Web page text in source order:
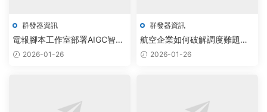
群發器資訊
電報腳本工作室部署AIGC智能
調度，實現批量采集效率提升
2026-01-26
群發器資訊
航空企業如何破解調度難題？
雲端智能群發器軟件報價透明
2026-01-26